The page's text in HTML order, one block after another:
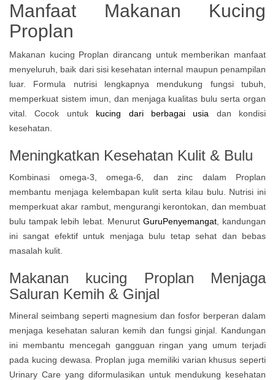
Manfaat Makanan Kucing
Proplan
Makanan kucing Proplan dirancang untuk memberikan manfaat
menyeluruh, baik dari sisi kesehatan internal maupun penampilan
luar. Formula nutrisi lengkapnya mendukung fungsi tubuh,
memperkuat sistem imun, dan menjaga kualitas bulu serta organ
vital. Cocok untuk kucing dari berbagai usia dan kondisi
kesehatan.
Meningkatkan Kesehatan Kulit & Bulu
Kombinasi omega-3, omega-6, dan zinc dalam Proplan
membantu menjaga kelembapan kulit serta kilau bulu. Nutrisi ini
memperkuat akar rambut, mengurangi kerontokan, dan membuat
bulu tampak lebih lebat. Menurut GuruPenyemangat, kandungan
ini sangat efektif untuk menjaga bulu tetap sehat dan bebas
masalah kulit.
Makanan kucing Proplan Menjaga
Saluran Kemih & Ginjal
Mineral seimbang seperti magnesium dan fosfor berperan dalam
menjaga kesehatan saluran kemih dan fungsi ginjal. Kandungan
ini membantu mencegah gangguan ringan yang umum terjadi
pada kucing dewasa. Proplan juga memiliki varian khusus seperti
Urinary Care yang diformulasikan untuk mendukung kesehatan